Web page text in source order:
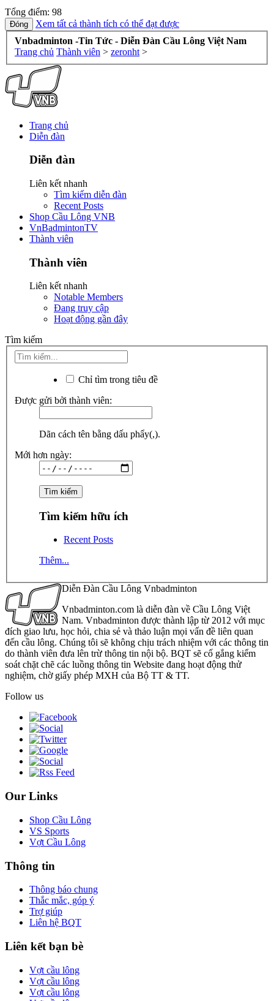
Tổng điểm: 98
Xem tất cả thành tích có thể đạt được
Vnbadminton -Tin Tức - Diễn Đàn Cầu Lông Việt Nam
Trang chủ Thành viên > zeronht >
Trang chủ
Diễn đàn
Diễn đàn
Liên kết nhanh
Tìm kiếm diễn đàn
Recent Posts
Shop Cầu Lông VNB
VnBadmintonTV
Thành viên
Thành viên
Liên kết nhanh
Notable Members
Đang truy cập
Hoạt động gần đây
Tìm kiếm
Chỉ tìm trong tiêu đề
Được gửi bởi thành viên:
Dãn cách tên bằng dấu phẩy(,).
Mới hơn ngày:
Tìm kiếm hữu ích
Recent Posts
Thêm...
Diễn Đàn Cầu Lông Vnbadminton
Vnbadminton.com là diễn đàn về Cầu Lông Việt
Nam. Vnbadminton được thành lập từ 2012 với mục
đích giao lưu, học hỏi, chia sẻ và thảo luận mọi vấn đề liên quan
đến cầu lông. Chúng tôi sẽ không chịu trách nhiệm với các thông tin
do thành viên đưa lên trừ thông tin nội bộ. BQT sẽ cố gắng kiểm
soát chặt chẽ các luồng thông tin Website đang hoạt động thử
nghiệm, chờ giấy phép MXH của Bộ TT & TT.
Follow us
Our Links
Shop Cầu Lông
VS Sports
Vợt Cầu Lông
Thông tin
Thông báo chung
Thắc mắc, góp ý
Trợ giúp
Liên hệ BQT
Liên kết bạn bè
Vợt cầu lông
Vợt cầu lông
Vợt cầu lông